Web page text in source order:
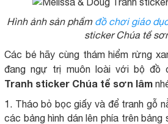
Hình ảnh sản phẩm đồ chơi giáo
sticker Chúa tể
Các bé hãy cùng thám hiểm rừng
đang ngự trị muôn loài với bộ đồ
Tranh sticker Chúa tể sơn lâm
1. Tháo bỏ bọc giấy và để tranh gỗ
các bảng hình dán lên phía trên